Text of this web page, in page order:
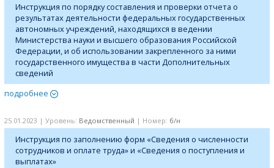
Инструкция по порядку составления и проверки отчета о
результатах деятельности федеральных государственных
автономных учреждений, находящихся в ведении
Министерства науки и высшего образования Российской
Федерации, и об использовании закрепленного за ними
государственного имущества в части Дополнительных
сведений
подробнее
25.01.2023 | Уровень: Ведомственный | Номер: б/н
Инструкция по заполнению форм «Сведения о численности
сотрудников и оплате труда» и «Сведения о поступления и
выплатах»